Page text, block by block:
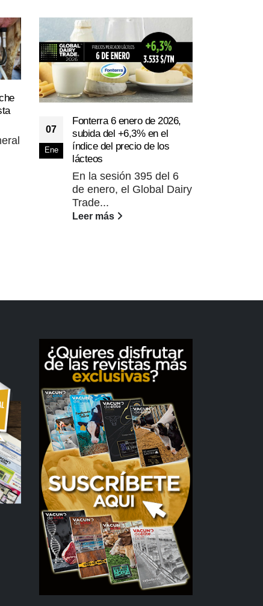
07
Ene
Fonterra 6 enero de 2026,
subida del +6,3% en el
índice del precio de los
lácteos
En la sesión 395 del 6
de enero, el Global Dairy
Trade...
Leer más